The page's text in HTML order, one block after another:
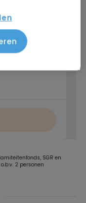
SGR en
2 personen